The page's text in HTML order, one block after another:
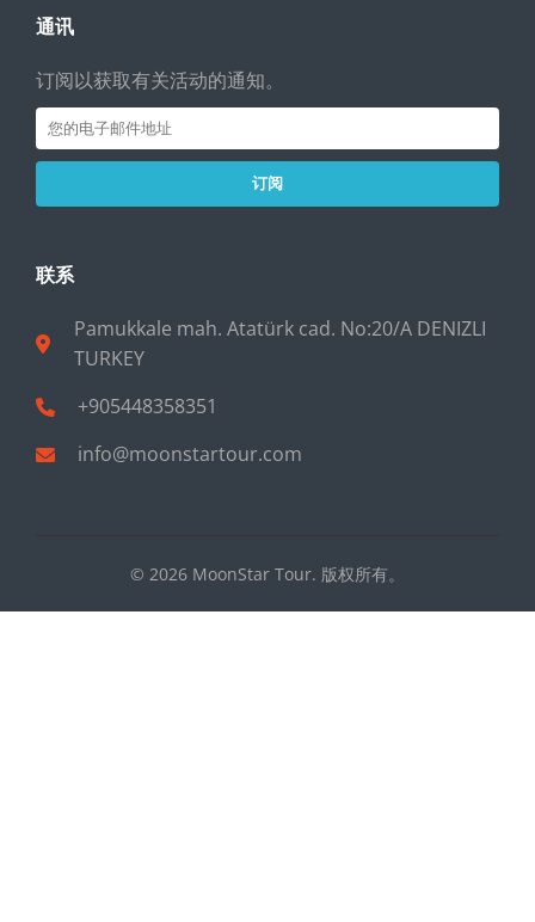
通讯
订阅以获取有关活动的通知。
订阅
联系
Pamukkale mah. Atatürk cad. No:20/A DENIZLI
TURKEY
+905448358351
info@moonstartour.com
© 2026 MoonStar Tour. 版权所有。